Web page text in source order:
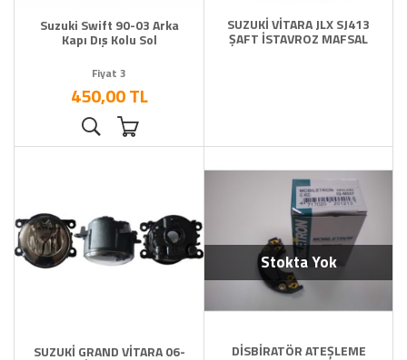
Suzuki Swift 90-03 Arka
Kapı Dış Kolu Sol
Fiyat 3
450,00 TL
SUZUKİ VİTARA JLX SJ413
ŞAFT İSTAVROZ MAFSAL
SUZUKİ GRAND VİTARA 06-
Stokta Yok
DİSBİRATÖR ATEŞLEME